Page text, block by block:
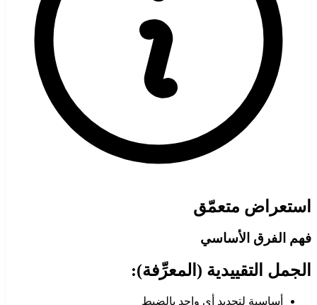
استعراض متعمّق
فهم الفرق الأساسي
الجمل التقييدية (المعرِّفة):
أساسية لتحديد أي واحد بالضبط